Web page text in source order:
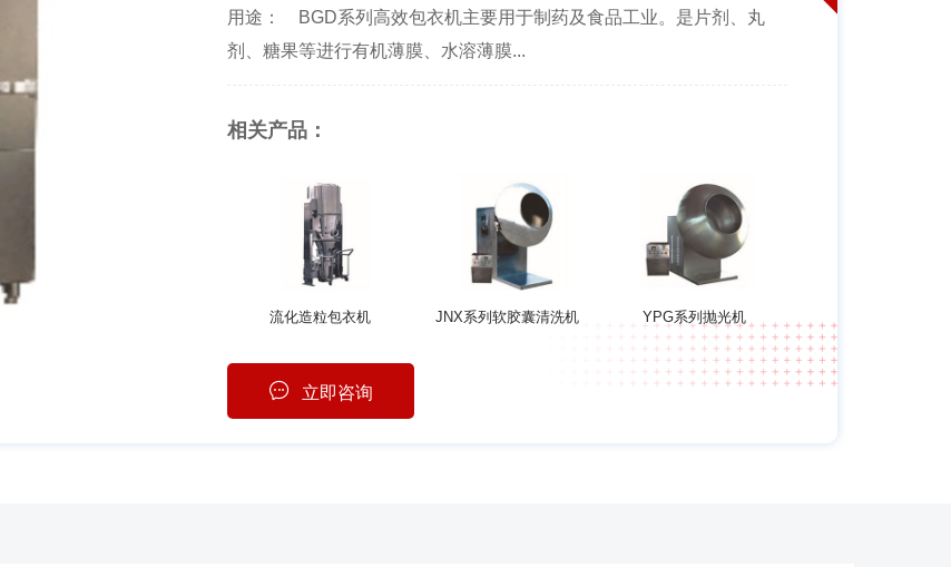
用途： BGD系列高效包衣机主要用于制药及食品工业。是片剂、丸
剂、糖果等进行有机薄膜、水溶薄膜...
相关产品：
流化造粒包衣机 JNX系列软胶囊清洗机 YPG系列抛光机
立即咨询